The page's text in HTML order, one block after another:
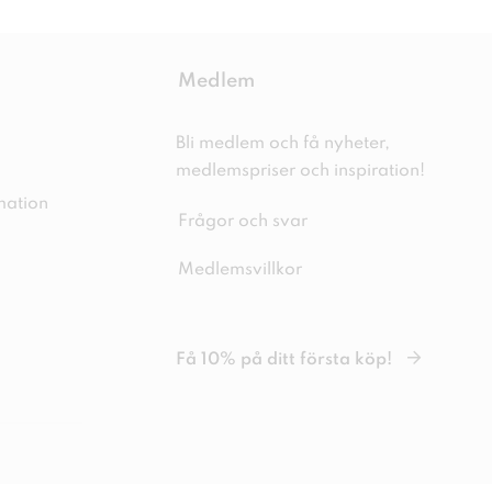
Medlem
Bli medlem och få nyheter,
medlemspriser och inspiration!
Frågor och svar
Medlemsvillkor
Få 10% på ditt första köp!